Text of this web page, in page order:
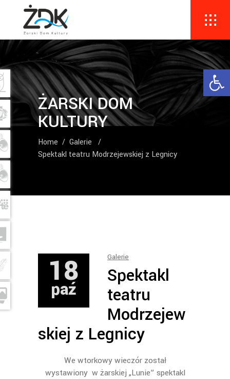
ŻARSKI DOM
KULTURY
Home / Galerie
/
Spektakl teatru Modrzejewskiej z Legnicy
18
paź
Galerie
Spektakl
teatru
Modrzejew
skiej z Legnicy
We wtorkowy wieczór został
wystawiony w żarskiej „Lunie” spektakl